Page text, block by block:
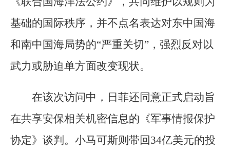
基础的国际秩序，并不点名表达对东中国海
和南中国海局势的“严重关切”，强烈反对以
武力或胁迫单方面改变现状。
在该次访问中，日菲还同意正式启动旨
在共享安保相关机密信息的《军事情报保护
协定》谈判。小马可斯则带回34亿美元的投